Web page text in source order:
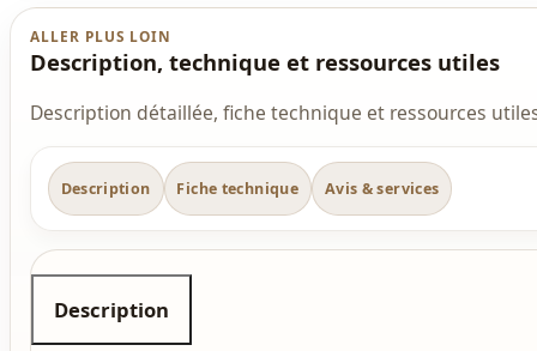
ALLER PLUS LOIN
Description, technique et ressources utiles
Description détaillée, fiche technique et ressources
Description Fiche technique Avis & services
Description